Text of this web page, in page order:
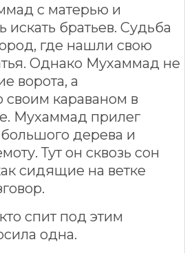
с матерью и
искать братьев. Судьба
где нашли свою
Однако Мухаммад не
ворота, а
караваном в
Мухаммад прилег
дерева и
Тут он сквозь сон
сидящие на ветке
спит под этим
одна.